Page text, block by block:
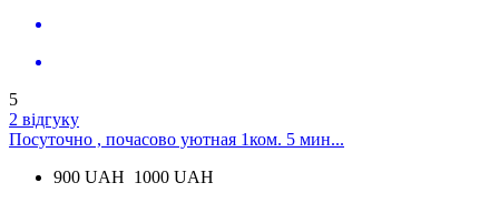
5
2 відгуку
Посуточно , почасово уютная 1ком. 5 мин...
900 UAH 1000 UAH